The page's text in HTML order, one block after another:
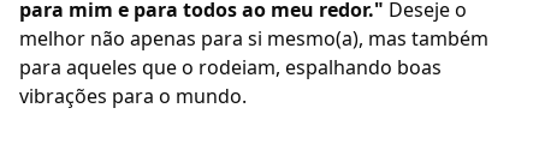
para mim e para todos ao meu redor." Deseje o
melhor não apenas para si mesmo(a), mas também
para aqueles que o rodeiam, espalhando boas
vibrações para o mundo.